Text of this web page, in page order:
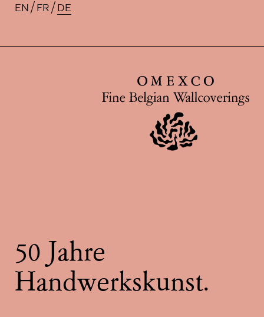
Verfügbare Übersetzungen für
EN FR DE
50 Jahre
Handwerkskunst.